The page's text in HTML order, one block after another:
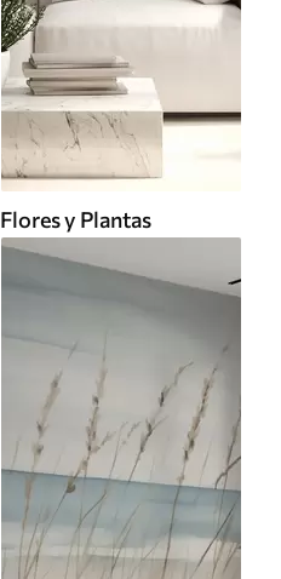
Flores y Plantas